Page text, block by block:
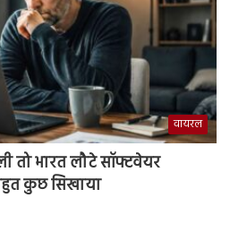
वायरल
तो भारत लौटे सॉफ्टवेयर
कुछ सिखाया